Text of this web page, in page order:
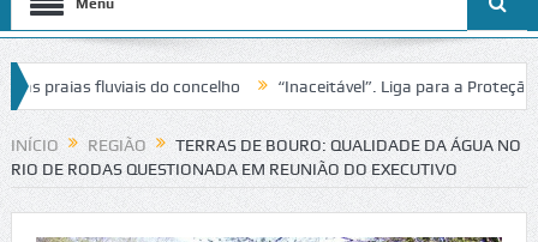
Menu
fluviais do concelho “Inaceitável”. Liga para a Proteção da
de trânsito no IC2 em Alcobaça Igreja do Castelo de Cerveira
INÍCIO REGIÃO
TERRAS DE BOURO: QUALIDADE DA ÁGUA NO
RIO DE RODAS QUESTIONADA EM REUNIÃO DO EXECUTIVO